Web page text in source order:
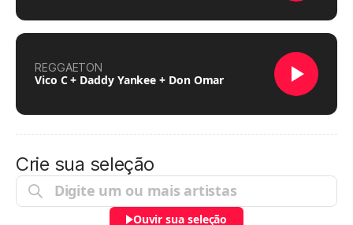
REGGAETON
Vico C + Daddy Yankee + Don Omar
Crie sua seleção
Ouvir sua seleção